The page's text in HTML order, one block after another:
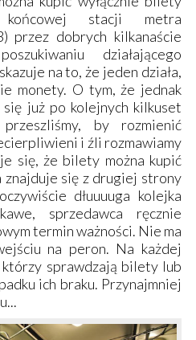
stacji metra
przez dobrych kilkanaście
działającego
na to, że jeden działa,
monety. O tym, że jednak
się już po kolejnych kilkuset
by rozmienić
i źli rozmawiamy
się, że bilety można kupić
znajduje się z drugiej strony
dłuuuuga kolejka
sprzedawca ręcznie
termin ważności. Nie ma
na peron. Na każdej
sprawdzają bilety lub
ich braku. Przynajmniej